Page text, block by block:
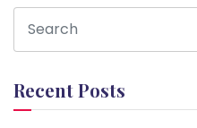
Recent Posts